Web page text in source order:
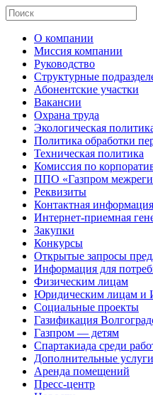
О компании
Миссия компании
Руководство
Структурные
Абонентские участки
Вакансии
Охрана труда
Экологическая
Политика обработки
Техническая политика
Комиссия по
ППО «Газпром
Реквизиты
Контактная информация
Интернет-приемная
Закупки
Конкурсы
Открытые запросы
Информация для
Физическим лицам
Юридическим лицам и
Социальные проекты
Газификация
Газпром — детям
Спартакиада среди
Дополнительные услуги
Аренда помещений
Пресс-центр